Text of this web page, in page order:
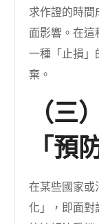
求作證的時間
面影響。在
一種「止損」
棄。
（
「預
在某些國家
化」，即面對